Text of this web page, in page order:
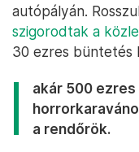
autópályán.
szigorodtak a
30 ezres büntetés
akár 500
a rendőrök.